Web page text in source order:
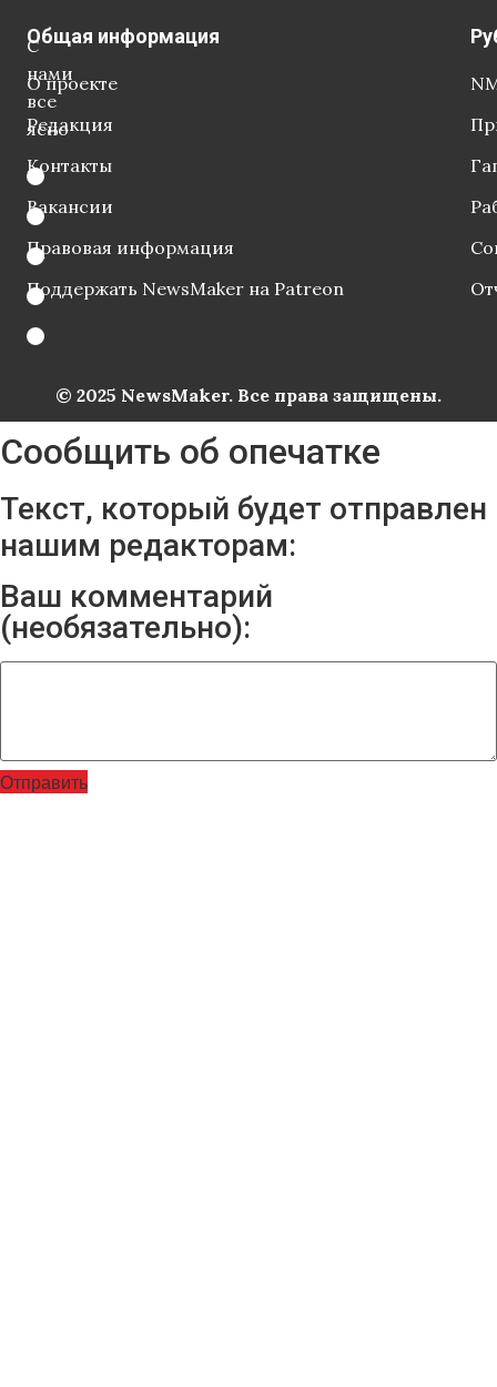
С
нами
все
ясно
Общая информация
О проекте
Редакция
Контакты
Вакансии
Правовая информация
Поддержать NewsMaker на Patreon
© 2025 NewsMaker. Все права защищены.
Сообщить об опечатке
Текст, который будет отправлен
нашим редакторам:
Ваш комментарий
(необязательно):
Отправить